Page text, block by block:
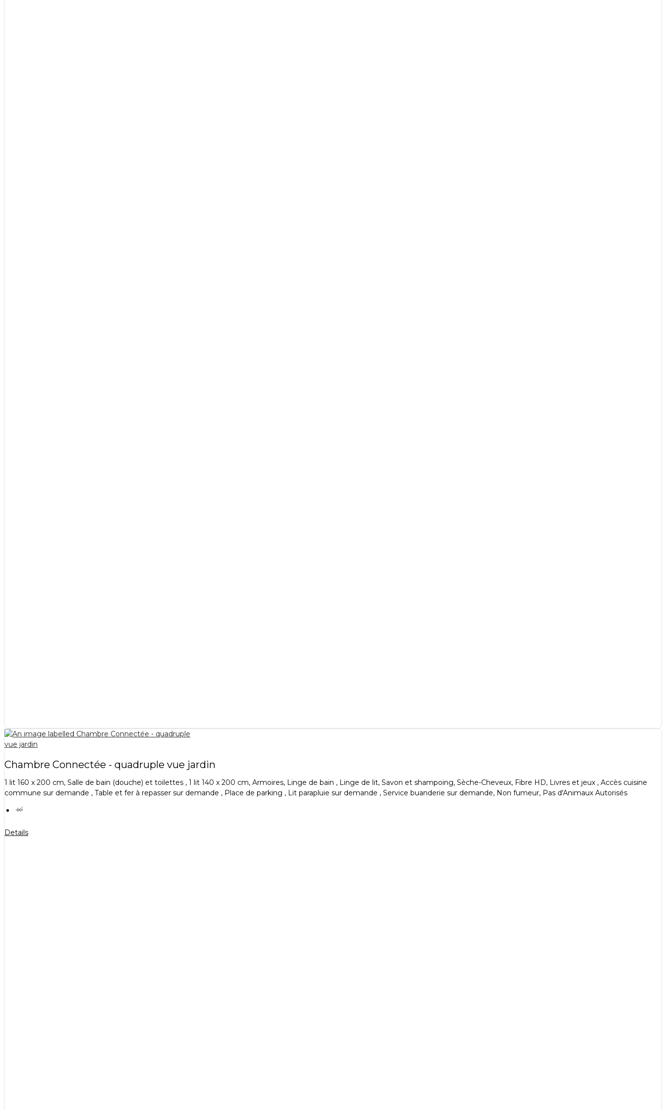
Chambre Connectée - quadruple vue jardin
1 lit 160 x 200 cm, Salle de bain (douche) et toilettes , 1 lit 140 x 200 cm, Armoires, Linge de bain , Linge de lit, Savon et shampoing, Sèche-Cheveux, Fibre HD, Livres et jeux , Accès cuisine
commune sur demande , Table et fer à repasser sur demande , Place de parking , Lit parapluie sur demande , Service buanderie sur demande, Non fumeur, Pas d'Animaux Autorisés
Details